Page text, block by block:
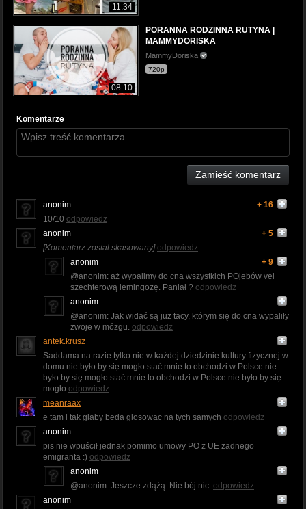
11:34
08:10
PORANNA RODZINNA RUTYNA |
MAMMYDORISKA
MammyDoriska
720p
Komentarze
Zamieść komentarz
anonim
+ 16
10/10 odpowiedz
anonim
+ 5
[Komentarz został skasowany] odpowiedz
anonim
+ 9
@anonim: aż wypalimy do cna wszystkich POjebów vel
szechterową lemingozę. Paniał ? odpowiedz
anonim
@anonim: Jak widać są już tacy, którym się do cna wypaliły
zwoje w mózgu. odpowiedz
antek.krusz
Saddama na razie tylko nie w każdej dziedzinie kultury fizycznej w
domu nie było by się mogło stać mnie to obchodzi w Polsce nie
było by się mogło stać mnie to obchodzi w Polsce nie było by się
mogło odpowiedz
meanraax
e tam i tak glaby beda glosowac na tych samych odpowiedz
anonim
pis nie wpuścił jednak pomimo umowy PO z UE żadnego
emigranta :) odpowiedz
anonim
@anonim: Jeszcze zdążą. Nie bój nic. odpowiedz
anonim